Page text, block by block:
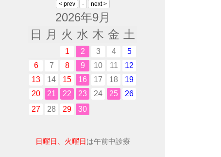
2026年9月
日
月 火 水 木 金 土
1 2 3 4
5
6
7 8 9 10 11
12
13
14 15 16 17 18
19
20
21 22 23 24 25
26
27
28 29 30
日曜日、火曜日は午前中診療